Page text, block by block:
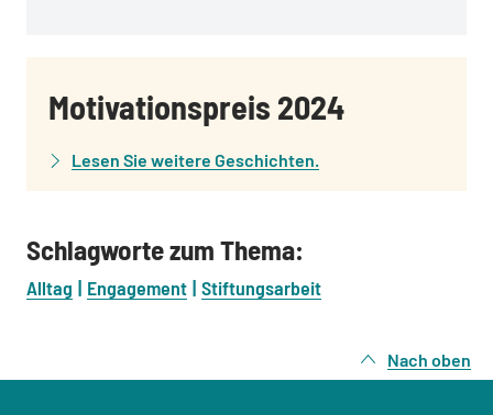
:Motivationspreis 2024
Lesen Sie weitere Geschichten.
Schlagworte zum Thema:
Alltag Engagement Stiftungsarbeit
Nach oben